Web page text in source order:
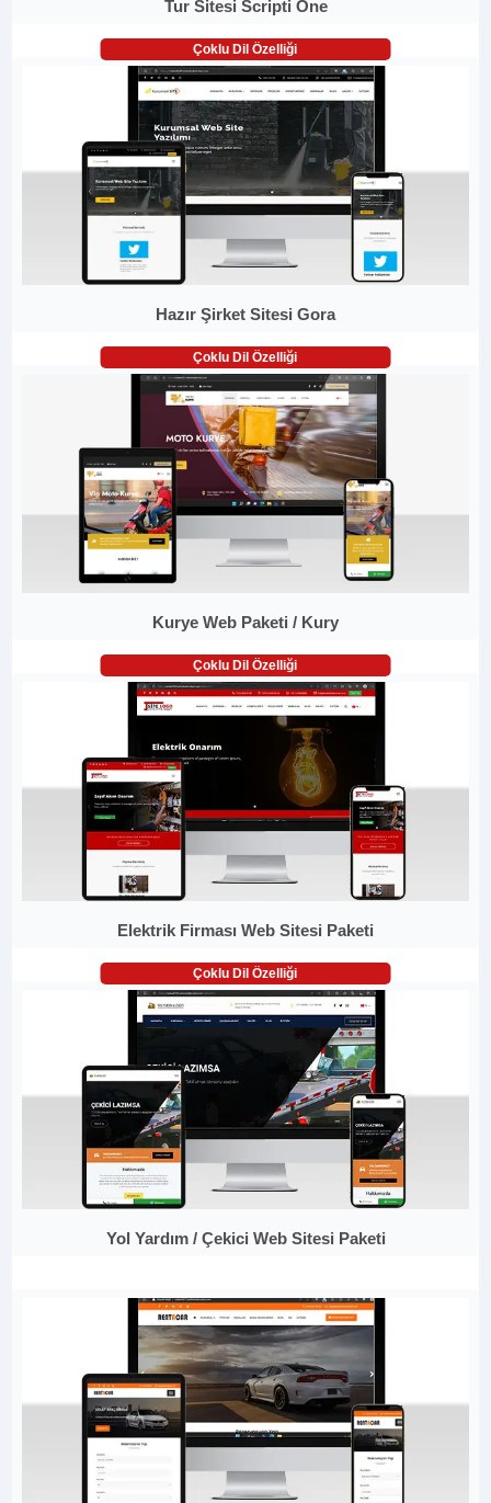
Tur Sitesi Scripti One
Çoklu Dil Özelliği
Hazır Şirket Sitesi Gora
Çoklu Dil Özelliği
Kurye Web Paketi / Kury
Çoklu Dil Özelliği
Elektrik Firması Web Sitesi Paketi
Çoklu Dil Özelliği
Yol Yardım / Çekici Web Sitesi Paketi